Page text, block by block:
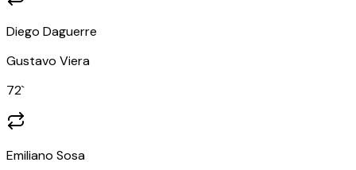
Diego Daguerre
Gustavo Viera
72`
Emiliano Sosa